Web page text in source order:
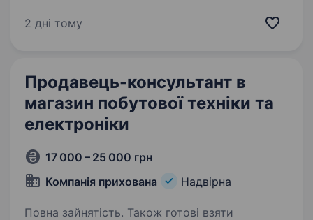
створюючи продукцію преміум-якості.
2 дні тому
Продавець-консультант в
магазин побутової техніки та
електроніки
17 000 – 25 000 грн
Компанія прихована
Надвірна
Повна зайнятість. Також готові взяти